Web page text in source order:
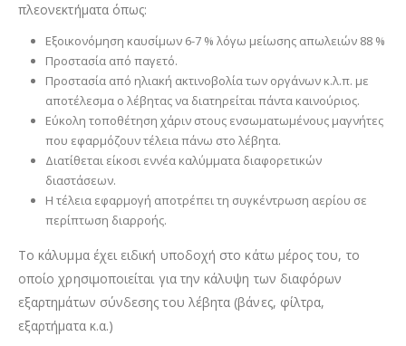
πλεονεκτήματα όπως:
Εξοικονόμηση καυσίμων 6-7 % λόγω μείωσης απωλειών 88 %
Προστασία από παγετό.
Προστασία από ηλιακή ακτινοβολία των οργάνων κ.λ.π. με
αποτέλεσμα ο λέβητας να διατηρείται πάντα καινούριος.
Εύκολη τοποθέτηση χάριν στους ενσωματωμένους μαγνήτες
που εφαρμόζουν τέλεια πάνω στο λέβητα.
Διατίθεται είκοσι εννέα καλύμματα διαφορετικών
διαστάσεων.
Η τέλεια εφαρμογή αποτρέπει τη συγκέντρωση αερίου σε
περίπτωση διαρροής.
Το κάλυμμα έχει ειδική υποδοχή στο κάτω μέρος του, το
οποίο χρησιμοποιείται για την κάλυψη των διαφόρων
εξαρτημάτων σύνδεσης του λέβητα (βάνες, φίλτρα,
εξαρτήματα κ.α.)